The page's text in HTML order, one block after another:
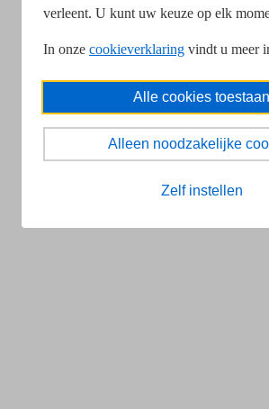
verleent. U kunt uw keuze op elk
In onze cookieverklaring vindt u meer
Alle cookies toestaan
Alleen noodzakelijke
Zelf instellen